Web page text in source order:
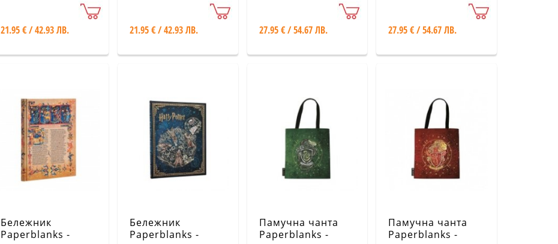
Ravenclaw Journal
21.95 € / 42.93 ЛВ.
Hufflepuff Journal
/ Midi
21.95 € / 42.93 ЛВ.
Emerald Flower /
27.95 € / 54.67 ЛВ.
27.95 € / 54.67 ЛВ.
Бележник
Paperblanks -
Бележник
Paperblanks -
Памучна чанта
Paperblanks -
Памучна чанта
Paperblanks -